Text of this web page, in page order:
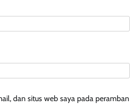
dan situs web saya pada peramban